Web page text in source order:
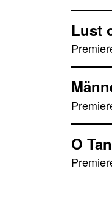
Lust
O